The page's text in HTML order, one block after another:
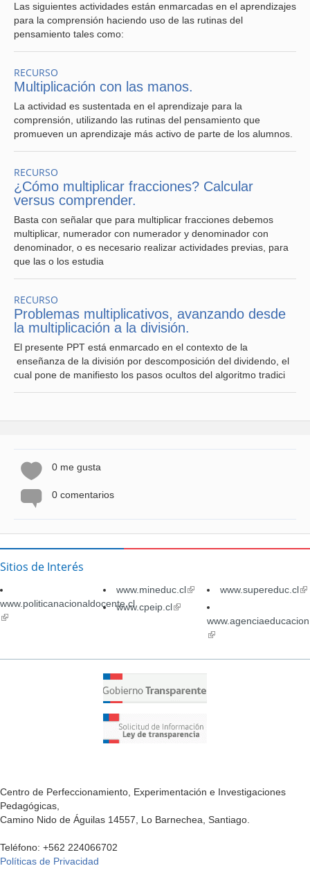
Las siguientes actividades están enmarcadas en el aprendizajes
para la comprensión haciendo uso de las rutinas del
pensamiento tales como:
RECURSO
Multiplicación con las manos.
La actividad es sustentada en el aprendizaje para la
comprensión, utilizando las rutinas del pensamiento que
promueven un aprendizaje más activo de parte de los alumnos.
RECURSO
¿Cómo multiplicar fracciones? Calcular
versus comprender.
Basta con señalar que para multiplicar fracciones debemos
multiplicar, numerador con numerador y denominador con
denominador, o es necesario realizar actividades previas, para
que las o los estudia
RECURSO
Problemas multiplicativos, avanzando desde
la multiplicación a la división.
El presente PPT está enmarcado en el contexto de la
enseñanza de la división por descomposición del dividendo, el
cual pone de manifiesto los pasos ocultos del algoritmo tradici
0 me gusta
0 comentarios
Sitios de Interés
www.politicanacionaldocente.cl
(link
www.mineduc.cl(link
external)
www.supereduc.cl
www.cpeip.cl(link
external)(link
external)
Centro de Perfeccionamiento, Experimentación e Investigaciones
Pedagógicas,
Camino Nido de Águilas 14557, Lo Barnechea, Santiago.
Teléfono: +562 224066702
Políticas de Privacidad